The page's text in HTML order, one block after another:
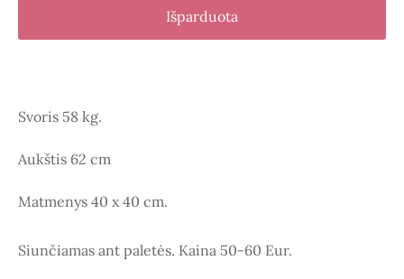
Išparduota
Svoris 58 kg.
Aukštis 62 cm
Matmenys 40 x 40 cm.
Siunčiamas ant paletės. Kaina 50-60 Eur.